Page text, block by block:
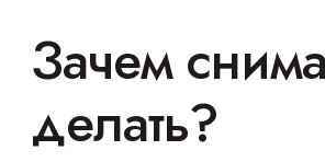
Зачем
делать?